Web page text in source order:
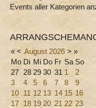
Events aller Kategorien
« < August 2026 > »
Mo Di Mi Do Fr Sa So
27 28 29 30 31 1
2
3
4 5 6 7 8
9
10 11 12 13 14 15 16
17 18 19 20 21 22 23